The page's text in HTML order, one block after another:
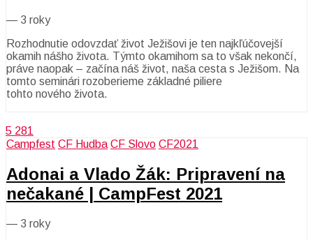
— 3 roky
Rozhodnutie odovzdať život Ježišovi je ten najkľúčovejší
okamih nášho života. Týmto okamihom sa to však nekončí,
práve naopak – začína náš život, naša cesta s Ježišom. Na
tomto seminári rozoberieme základné piliere
tohto nového života.
5 281
Campfest CF Hudba CF Slovo CF2021
Adonai a Vlado Žák: Pripravení na
nečakané | CampFest 2021
— 3 roky